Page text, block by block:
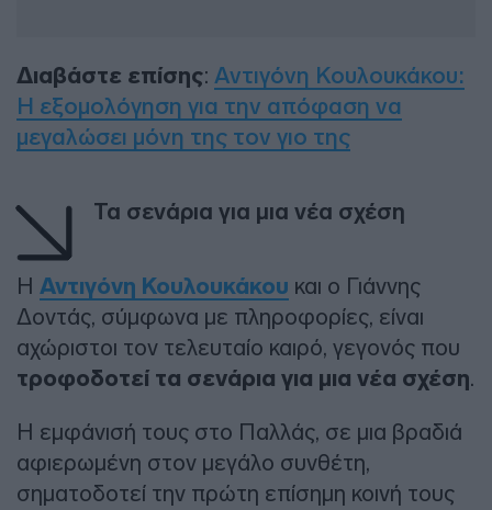
Διαβάστε επίσης: Αντιγόνη Κουλουκάκου:
Η εξομολόγηση για την απόφαση να
μεγαλώσει μόνη της τον γιο της
Τα σενάρια για μια νέα σχέση
Η Αντιγόνη Κουλουκάκου και ο Γιάννης
Δοντάς, σύμφωνα με πληροφορίες, είναι
αχώριστοι τον τελευταίο καιρό, γεγονός που
τροφοδοτεί τα σενάρια για μια νέα σχέση.
Η εμφάνισή τους στο Παλλάς, σε μια βραδιά
αφιερωμένη στον μεγάλο συνθέτη,
σηματοδοτεί την πρώτη επίσημη κοινή τους